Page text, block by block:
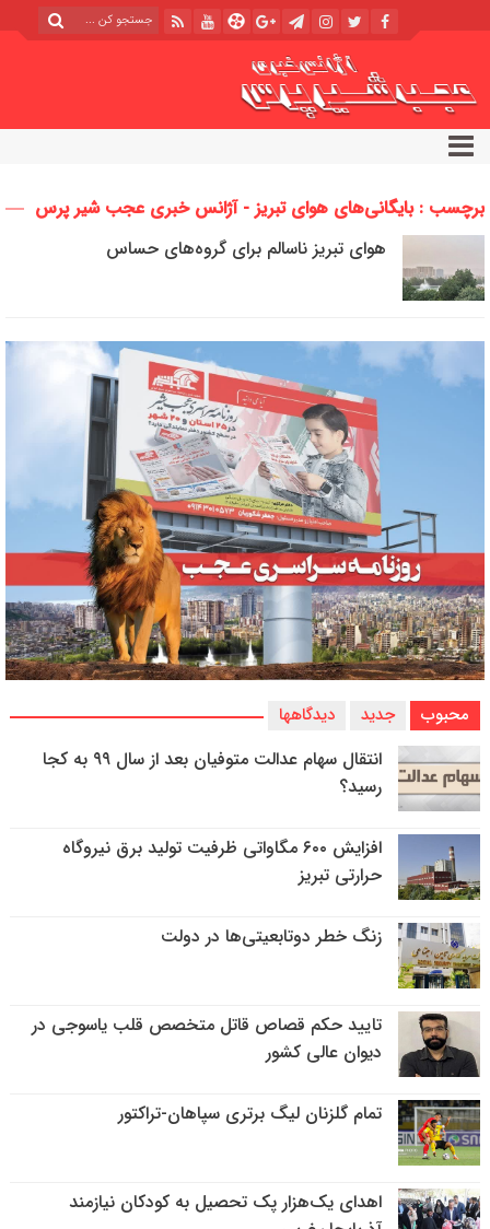
برچسب : بایگانی‌های هوای تبریز - آژانس خبری عجب شیر پرس
هوای تبریز ناسالم برای گروه‌های حساس
محبوب جدید دیدگاهها
انتقال سهام عدالت متوفیان بعد از سال ۹۹ به کجا
رسید؟
افزایش ۶۰۰ مگاواتی ظرفیت تولید برق نیروگاه
حرارتی تبریز
زنگ خطر دوتابعیتی‌ها در دولت
تایید حکم قصاص قاتل متخصص قلب یاسوجی در
دیوان عالی کشور
تمام گلزنان لیگ‌ برتری سپاهان-تراکتور
اهدای یک‌هزار پک تحصیل به کودکان نیازمند